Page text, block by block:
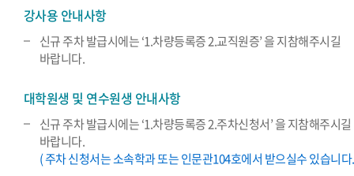
강사용 안내사항
신규 주차 발급시에는 ‘1.차량등록증 2.교직원증’ 을 지참해주시길
바랍니다.
대학원생 및 연수원생 안내사항
신규 주차 발급시에는 ‘1.차량등록증 2.주차신청서’ 을 지참해주시길
바랍니다.
( 주차 신청서는 소속학과 또는 인문관104호에서 받으실수 있습니